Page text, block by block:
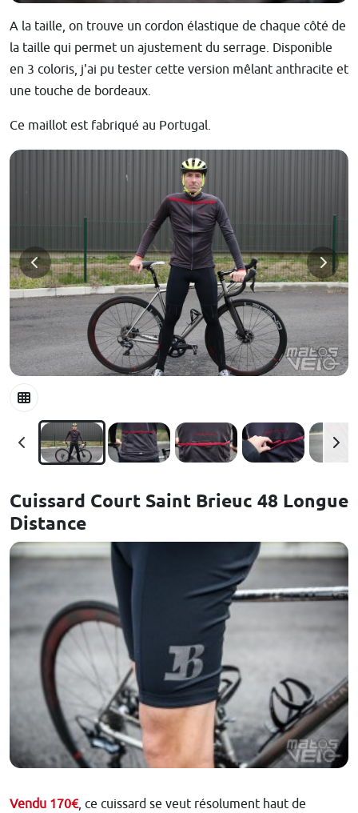
A la taille, on trouve un cordon élastique de chaque côté de
la taille qui permet un ajustement du serrage. Disponible
en 3 coloris, j'ai pu tester cette version mêlant anthracite et
une touche de bordeaux.
Ce maillot est fabriqué au Portugal.
Cuissard Court Saint Brieuc 48 Longue
Distance
Vendu 170€, ce cuissard se veut résolument haut de